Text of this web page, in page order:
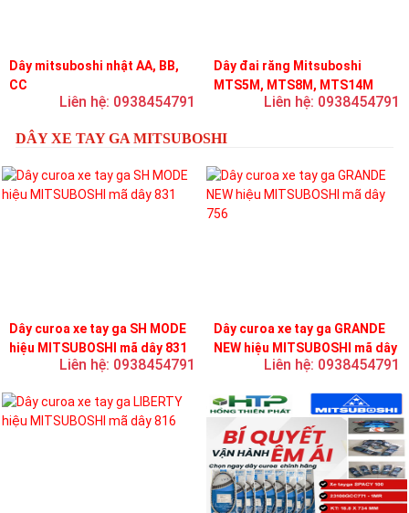
Dây mitsuboshi nhật AA, BB,
CC
Liên hệ: 0938454791
Dây đai răng Mitsuboshi
MTS5M, MTS8M, MTS14M
Liên hệ: 0938454791
DÂY XE TAY GA MITSUBOSHI
Dây curoa xe tay ga SH MODE
hiệu MITSUBOSHI mã dây 831
Liên hệ: 0938454791
Dây curoa xe tay ga GRANDE
NEW hiệu MITSUBOSHI mã dây
Liên hệ: 0938454791